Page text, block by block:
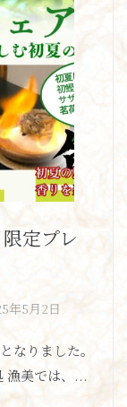
定プレ
年5月2日
なりました。
漁美では、...